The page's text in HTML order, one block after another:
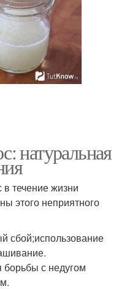
натуральная
течение жизни
этого неприятного
сбой;использование
с недугом